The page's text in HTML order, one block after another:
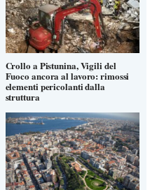
Crollo a Pistunina, Vigili del
Fuoco ancora al lavoro: rimossi
elementi pericolanti dalla
struttura